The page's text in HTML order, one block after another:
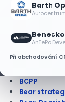
Barth
Benecko
AnTePo
Při obchodování
Aukce na
AUV
Balancovaný
Bankovní
Báze
BCPP
Bear